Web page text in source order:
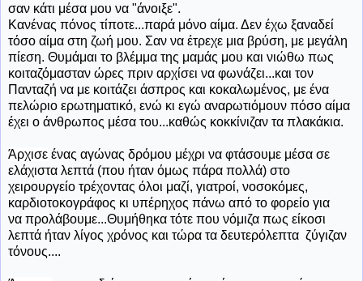
σαν κάτι μέσα μου να "άνοιξε".
Κανένας πόνος τίποτε...παρά μόνο αίμα. Δεν έχω ξαναδεί
τόσο αίμα στη ζωή μου. Σαν να έτρεχε μια βρύση, με μεγάλη
πίεση. Θυμάμαι το βλέμμα της μαμάς μου και νιώθω πως
κοιταζόμασταν ώρες πριν αρχίσει να φωνάζει...και τον
Πανταζή να με κοιτάζει άσπρος και κοκαλωμένος, με ένα
πελώριο ερωτηματικό, ενώ κι εγώ αναρωτιόμουν πόσο αίμα
έχει ο άνθρωπος μέσα του...καθώς κοκκίνιζαν τα πλακάκια.
Άρχισε ένας αγώνας δρόμου μέχρι να φτάσουμε μέσα σε
ελάχιστα λεπτά (που ήταν όμως πάρα πολλά) στο
χειρουργείο τρέχοντας όλοι μαζί, γιατροί, νοσοκόμες,
καρδιοτοκογράφος κι υπέρηχος πάνω από το φορείο για
να προλάβουμε...Θυμήθηκα τότε που νόμιζα πως είκοσι
λεπτά ήταν λίγος χρόνος και τώρα τα δευτερόλεπτα ζύγιζαν
τόνους....